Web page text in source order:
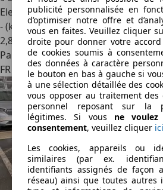
Electrique
- (kWh/100 km)
2,8
Particulier
FR 69330
publicité personnalisée en
d’optimiser notre offre et
vous en faites. Veuillez cliquer
droite pour donner votre
de cookies soumis à
des données à caractère
le bouton en bas à gauche si
à une sélection détaillée des
vous opposer au traitement des
personnel reposant sur la
légitimes. Si vous ne
consentement, veuillez cliquer ici
Les cookies, appareils ou
similaires (par ex.
identifiants assignés de façon
réseau) ainsi que toutes autres